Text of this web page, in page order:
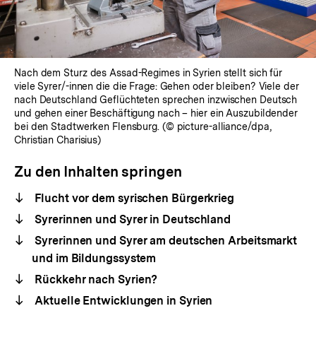
Nach dem Sturz des Assad-Regimes in Syrien stellt sich für
viele Syrer/-innen die die Frage: Gehen oder bleiben? Viele der
nach Deutschland Geflüchteten sprechen inzwischen Deutsch
und gehen einer Beschäftigung nach – hier ein Auszubildender
bei den Stadtwerken Flensburg. (© picture-alliance/dpa,
Christian Charisius)
Zu den Inhalten springen
Flucht vor dem syrischen Bürgerkrieg
Syrerinnen und Syrer in Deutschland
Syrerinnen und Syrer am deutschen Arbeitsmarkt
und im Bildungssystem
Rückkehr nach Syrien?
Aktuelle Entwicklungen in Syrien